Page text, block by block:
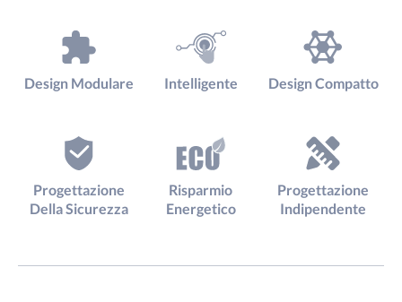
Design Modulare Intelligente Design Compatto
Progettazione
Della Sicurezza
Risparmio
Energetico
Progettazione
Indipendente